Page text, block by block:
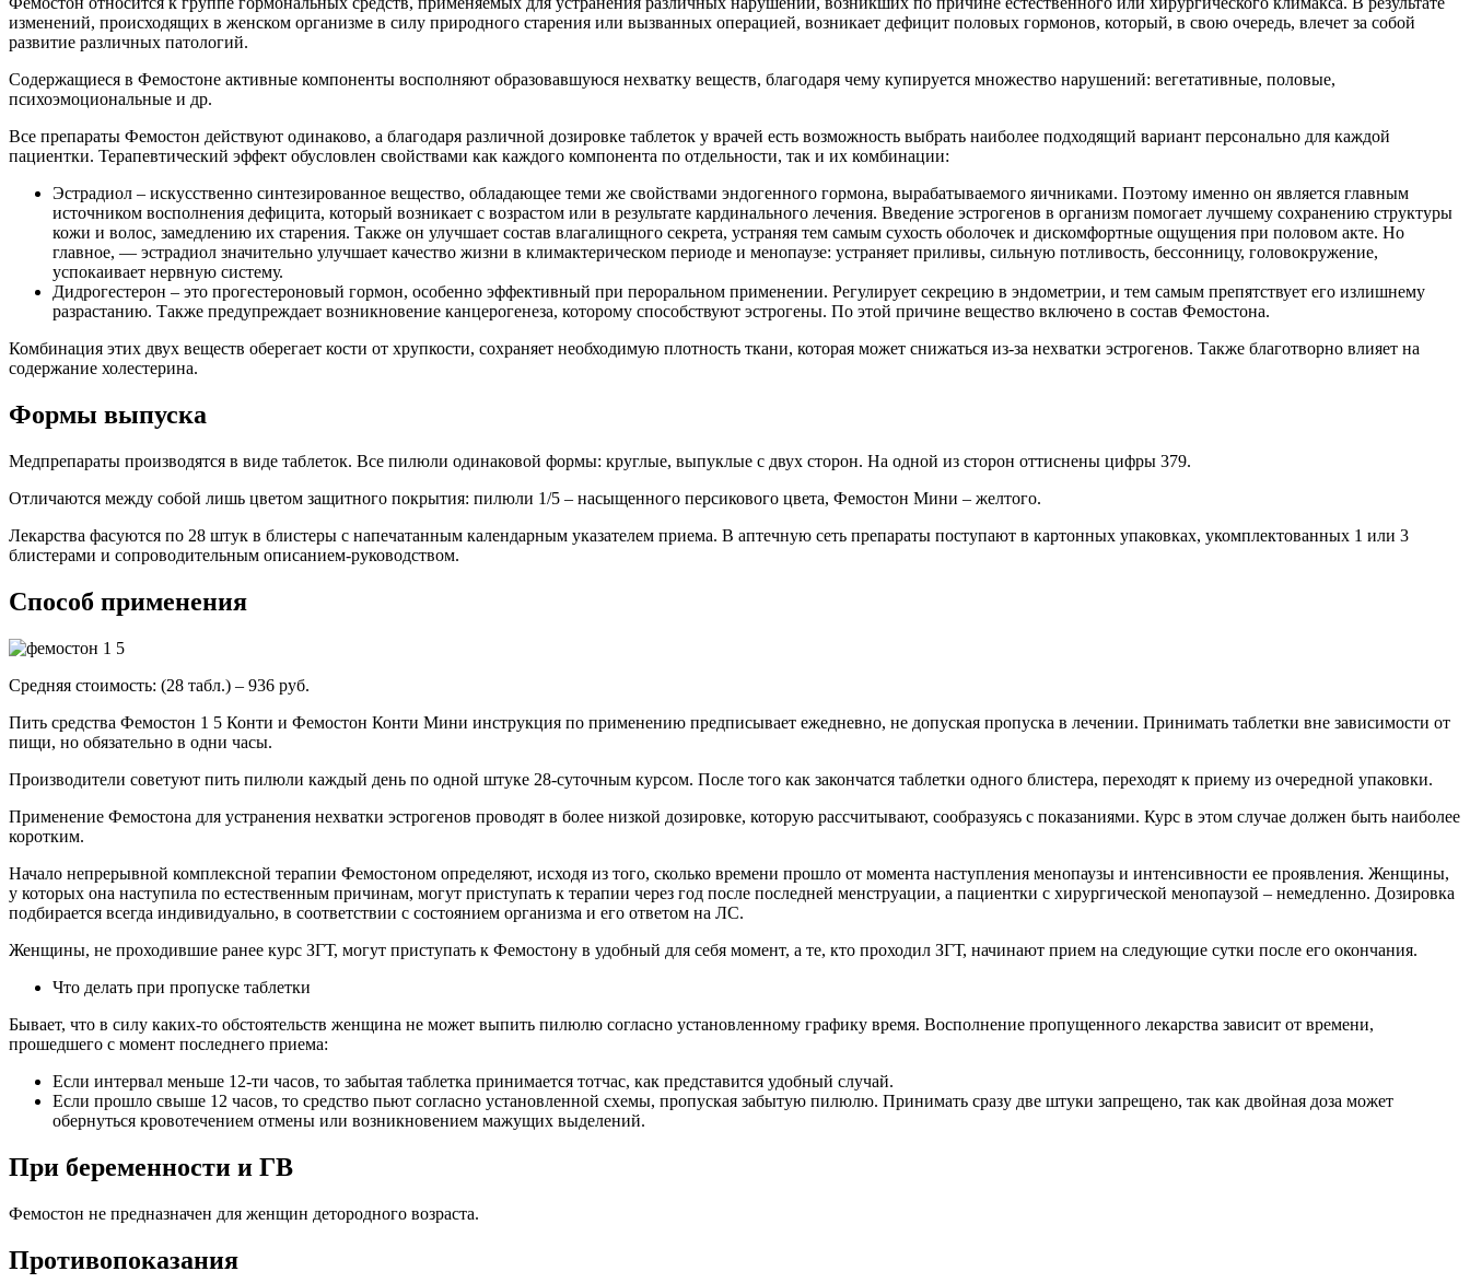
изменений, происходящих в женском организме в силу природного старения или вызванных операцией, возникает дефицит половых гормонов, который, в свою очередь, влечет за собой
развитие различных патологий.
Содержащиеся в Фемостоне активные компоненты восполняют образовавшуюся нехватку веществ, благодаря чему купируется множество нарушений: вегетативные, половые,
психоэмоциональные и др.
Все препараты Фемостон действуют одинаково, а благодаря различной дозировке таблеток у врачей есть возможность выбрать наиболее подходящий вариант персонально для каждой
пациентки. Терапевтический эффект обусловлен свойствами как каждого компонента по отдельности, так и их комбинации:
Эстрадиол – искусственно синтезированное вещество, обладающее теми же свойствами эндогенного гормона, вырабатываемого яичниками. Поэтому именно он является главным
источником восполнения дефицита, который возникает с возрастом или в результате кардинального лечения. Введение эстрогенов в организм помогает лучшему сохранению структуры
кожи и волос, замедлению их старения. Также он улучшает состав влагалищного секрета, устраняя тем самым сухость оболочек и дискомфортные ощущения при половом акте. Но
главное, — эстрадиол значительно улучшает качество жизни в климактерическом периоде и менопаузе: устраняет приливы, сильную потливость, бессонницу, головокружение,
успокаивает нервную систему.
Дидрогестерон – это прогестероновый гормон, особенно эффективный при пероральном применении. Регулирует секрецию в эндометрии, и тем самым препятствует его излишнему
разрастанию. Также предупреждает возникновение канцерогенеза, которому способствуют эстрогены. По этой причине вещество включено в состав Фемостона.
Комбинация этих двух веществ оберегает кости от хрупкости, сохраняет необходимую плотность ткани, которая может снижаться из-за нехватки эстрогенов. Также благотворно влияет на
содержание холестерина.
Формы выпуска
Медпрепараты производятся в виде таблеток. Все пилюли одинаковой формы: круглые, выпуклые с двух сторон. На одной из сторон оттиснены цифры 379.
Отличаются между собой лишь цветом защитного покрытия: пилюли 1/5 – насыщенного персикового цвета, Фемостон Мини – желтого.
Лекарства фасуются по 28 штук в блистеры с напечатанным календарным указателем приема. В аптечную сеть препараты поступают в картонных упаковках, укомплектованных 1 или 3
блистерами и сопроводительным описанием-руководством.
Способ применения
Средняя стоимость: (28 табл.) – 936 руб.
Пить средства Фемостон 1 5 Конти и Фемостон Конти Мини инструкция по применению предписывает ежедневно, не допуская пропуска в лечении. Принимать таблетки вне зависимости от
пищи, но обязательно в одни часы.
Производители советуют пить пилюли каждый день по одной штуке 28-суточным курсом. После того как закончатся таблетки одного блистера, переходят к приему из очередной упаковки.
Применение Фемостона для устранения нехватки эстрогенов проводят в более низкой дозировке, которую рассчитывают, сообразуясь с показаниями. Курс в этом случае должен быть наиболее
коротким.
Начало непрерывной комплексной терапии Фемостоном определяют, исходя из того, сколько времени прошло от момента наступления менопаузы и интенсивности ее проявления. Женщины,
у которых она наступила по естественным причинам, могут приступать к терапии через год после последней менструации, а пациентки с хирургической менопаузой – немедленно. Дозировка
подбирается всегда индивидуально, в соответствии с состоянием организма и его ответом на ЛС.
Женщины, не проходившие ранее курс ЗГТ, могут приступать к Фемостону в удобный для себя момент, а те, кто проходил ЗГТ, начинают прием на следующие сутки после его окончания.
Что делать при пропуске таблетки
Бывает, что в силу каких-то обстоятельств женщина не может выпить пилюлю согласно установленному графику время. Восполнение пропущенного лекарства зависит от времени,
прошедшего с момент последнего приема:
Если интервал меньше 12-ти часов, то забытая таблетка принимается тотчас, как представится удобный случай.
Если прошло свыше 12 часов, то средство пьют согласно установленной схемы, пропуская забытую пилюлю. Принимать сразу две штуки запрещено, так как двойная доза может
обернуться кровотечением отмены или возникновением мажущих выделений.
При беременности и ГВ
Фемостон не предназначен для женщин детородного возраста.
Противопоказания